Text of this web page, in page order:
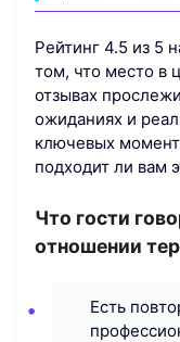
Рейтинг 4.5 из 5
том, что место в
отзывах
ожиданиях и
ключевых
подходит ли вам
Что гости
отношении
Есть